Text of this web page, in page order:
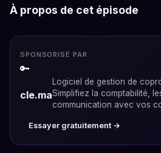
À propos de cet épisode
SPONSORISÉ PAR
🔑
cle.ma
Logiciel de gestion de
Simplifiez la comptabilité,
communication avec vos
Essayer gratuitement →